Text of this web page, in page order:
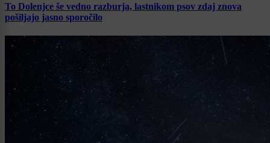
To Dolenjce še vedno razburja, lastnikom psov zdaj znova
pošiljajo jasno sporočilo